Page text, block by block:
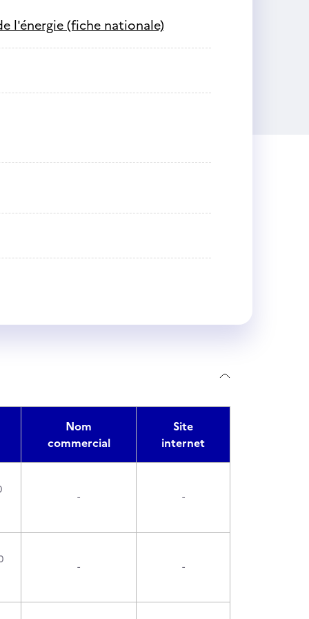
l'énergie (fiche nationale)
Nom
commercial
Site
internet
- -
- -